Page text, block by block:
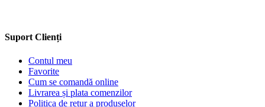
Suport Clienți
Contul meu
Favorite
Cum se comandă online
Livrarea și plata comenzilor
Politica de retur a produselor